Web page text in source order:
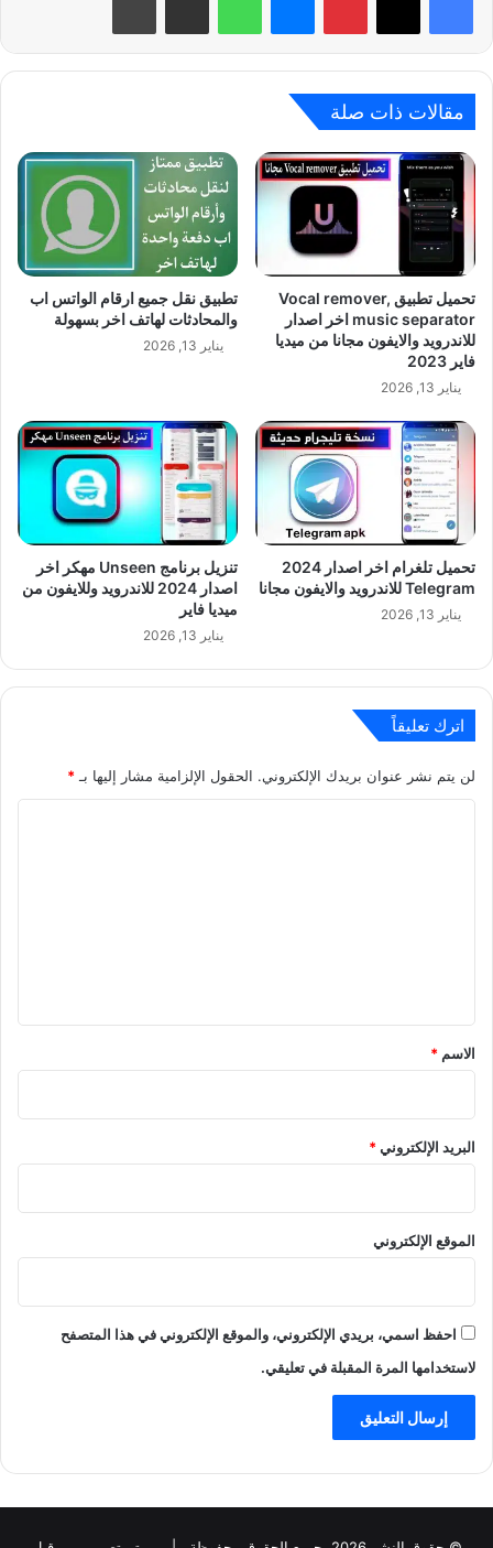
مقالات ذات صلة
تحميل تطبيق Vocal remover,
music separator اخر اصدار
للاندرويد والايفون مجانا من ميديا
فاير 2023
يناير 13, 2026
تطبيق نقل جميع ارقام الواتس اب
والمحادثات لهاتف اخر بسهولة
يناير 13, 2026
تحميل تلغرام اخر اصدار 2024
Telegram للاندرويد والايفون مجانا
يناير 13, 2026
تنزيل برنامج Unseen مهكر اخر
اصدار 2024 للاندرويد وللايفون من
ميديا فاير
يناير 13, 2026
اترك تعليقاً
لن يتم نشر عنوان بريدك الإلكتروني. الحقول الإلزامية مشار إليها بـ *
*
الاسم *
البريد الإلكتروني*
الموقع الإلكتروني
احفظ اسمي، بريدي الإلكتروني، والموقع الإلكتروني في هذا المتصفح
لاستخدامها المرة المقبلة في تعليقي.